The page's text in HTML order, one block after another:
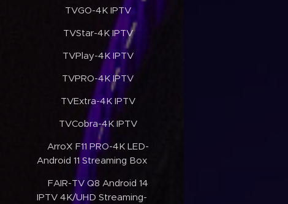
✔️TVGO-4K IPTV
✔️TVStar-4K IPTV
✔️TVPlay-4K IPTV
✔️TVPRO-4K IPTV
✔️TVExtra-4K IPTV
✔️TVCobra-4K IPTV
✔️ArroX F11 PRO-4K LED-
Android 11 Streaming Box
✔️FAIR-TV Q8 Android 14
IPTV 4K/UHD Streaming-